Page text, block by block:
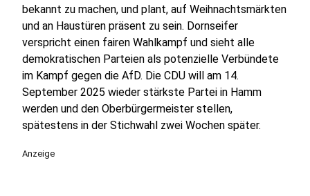
bekannt zu machen, und plant, auf Weihnachtsmärkten
und an Haustüren präsent zu sein. Dornseifer
verspricht einen fairen Wahlkampf und sieht alle
demokratischen Parteien als potenzielle Verbündete
im Kampf gegen die AfD. Die CDU will am 14.
September 2025 wieder stärkste Partei in Hamm
werden und den Oberbürgermeister stellen,
spätestens in der Stichwahl zwei Wochen später.
Anzeige